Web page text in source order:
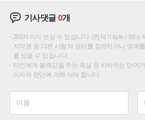
기사댓글0개
200자까지 쓰실 수 있습니다. (현재 0 byte / 최대
저작권 등 다른 사람의 권리를 침해하거나 명예
를 받을 수 있습니다.
타인에게 불쾌감을 주는 욕설 등 비하하는 단어
리자의 판단에 의해 삭제 합니다.